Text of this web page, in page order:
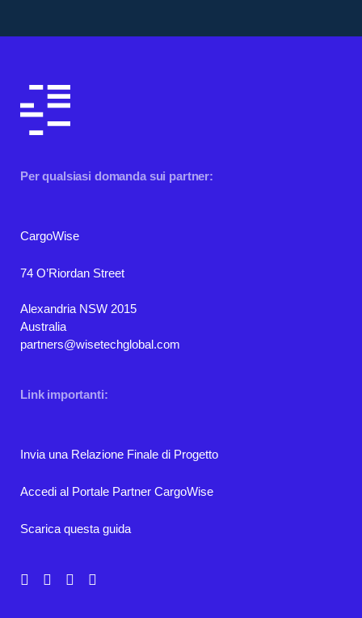
Per qualsiasi domanda sui partner:
CargoWise
74 O’Riordan Street
Alexandria NSW 2015
Australia
partners@wisetechglobal.com
Link importanti:
Invia una Relazione Finale di Progetto
Accedi al Portale Partner CargoWise
Scarica questa guida